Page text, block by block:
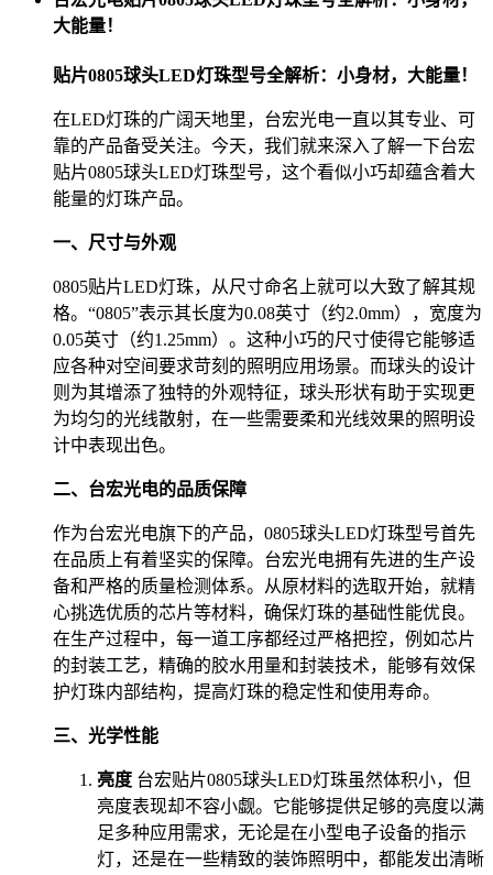
大能量！
贴片0805球头LED灯珠型号全解析：小身材，大能量！
在LED灯珠的广阔天地里，台宏光电一直以其专业、可
靠的产品备受关注。今天，我们就来深入了解一下台宏
贴片0805球头LED灯珠型号，这个看似小巧却蕴含着大
能量的灯珠产品。
一、尺寸与外观
0805贴片LED灯珠，从尺寸命名上就可以大致了解其规
格。“0805”表示其长度为0.08英寸（约2.0mm），宽度为
0.05英寸（约1.25mm）。这种小巧的尺寸使得它能够适
应各种对空间要求苛刻的照明应用场景。而球头的设计
则为其增添了独特的外观特征，球头形状有助于实现更
为均匀的光线散射，在一些需要柔和光线效果的照明设
计中表现出色。
二、台宏光电的品质保障
作为台宏光电旗下的产品，0805球头LED灯珠型号首先
在品质上有着坚实的保障。台宏光电拥有先进的生产设
备和严格的质量检测体系。从原材料的选取开始，就精
心挑选优质的芯片等材料，确保灯珠的基础性能优良。
在生产过程中，每一道工序都经过严格把控，例如芯片
的封装工艺，精确的胶水用量和封装技术，能够有效保
护灯珠内部结构，提高灯珠的稳定性和使用寿命。
三、光学性能
亮度 台宏贴片0805球头LED灯珠虽然体积小，但
亮度表现却不容小觑。它能够提供足够的亮度以满
足多种应用需求，无论是在小型电子设备的指示
灯，还是在一些精致的装饰照明中，都能发出清晰